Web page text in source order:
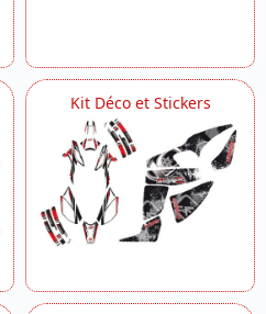
Kit Déco et Stickers